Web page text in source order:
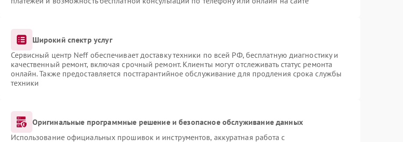
Широкий спектр услуг
Сервисный центр Neff обеспечивает доставку техники по всей РФ, бесплатную диагностику и
качественный ремонт, включая срочный ремонт. Клиенты могут отслеживать статус ремонта
онлайн. Также предоставляется постгарантийное обслуживание для продления срока службы
техники
Оригинальные программные решение и безопасное обслуживание данных
Использование официальных прошивок и инструментов, аккуратная работа с